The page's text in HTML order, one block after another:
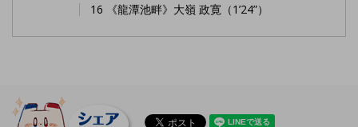
16 《龍潭池畔》大嶺 政寛（1’24”）